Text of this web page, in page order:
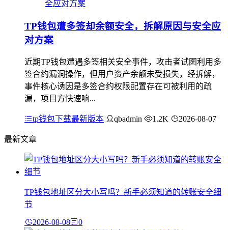
TP钱包遭多签却余额安全，拆解原因与安全应
对方案
近期TP钱包遭遇多签相关安全事件，攻击者试图利用多
签合约漏洞操作，但用户资产余额未受损失，经拆解，
事件核心诱因是多签合约权限配置存在可被利用的疏
漏，项目方快速响...
tp钱包下载最新版本 qbadmin 1.2K 2026-08-07
最新文章
TP钱包地址区分大小写吗？新手必须知道的转账安全细
节
2026-08-08 0